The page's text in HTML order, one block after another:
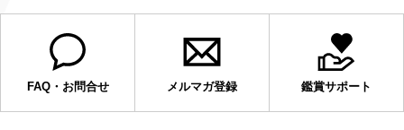
FAQ・お問合せ メルマガ登録 鑑賞サポート